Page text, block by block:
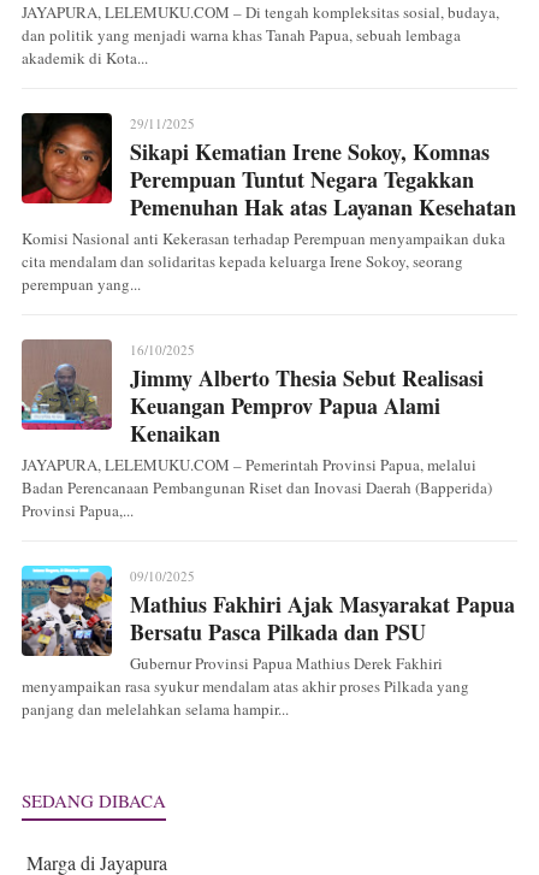
JAYAPURA, LELEMUKU.COM – Di tengah kompleksitas sosial, budaya,
dan politik yang menjadi warna khas Tanah Papua, sebuah lembaga
akademik di Kota...
29/11/2025
Sikapi Kematian Irene Sokoy, Komnas
Perempuan Tuntut Negara Tegakkan
Pemenuhan Hak atas Layanan Kesehatan
Komisi Nasional anti Kekerasan terhadap Perempuan menyampaikan duka
cita mendalam dan solidaritas kepada keluarga Irene Sokoy, seorang
perempuan yang...
16/10/2025
Jimmy Alberto Thesia Sebut Realisasi
Keuangan Pemprov Papua Alami
Kenaikan
JAYAPURA, LELEMUKU.COM – Pemerintah Provinsi Papua, melalui
Badan Perencanaan Pembangunan Riset dan Inovasi Daerah (Bapperida)
Provinsi Papua,...
09/10/2025
Mathius Fakhiri Ajak Masyarakat Papua
Bersatu Pasca Pilkada dan PSU
Gubernur Provinsi Papua Mathius Derek Fakhiri
menyampaikan rasa syukur mendalam atas akhir proses Pilkada yang
panjang dan melelahkan selama hampir...
SEDANG DIBACA
Marga di Jayapura